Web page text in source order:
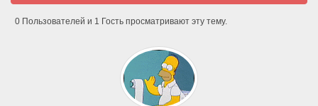
0 Пользователей и 1 Гость просматривают эту тему.